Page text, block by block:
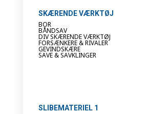
SKÆRENDE VÆRKTØJ
BOR
BÅNDSAV
DIV SKÆRENDE VÆRKTØJ
FORSÆNKERE & RIVALER
GEVINDSKÆRE
SAVE & SAVKLINGER
SLIBEMATERIEL 1